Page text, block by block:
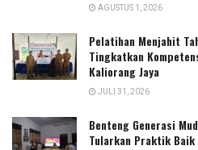
AGUSTUS 1, 2026
Pelatihan Menjahit
Tingkatkan
Kaliorang Jaya
JULI 31, 2026
Benteng Generasi
Tularkan Praktik Baik